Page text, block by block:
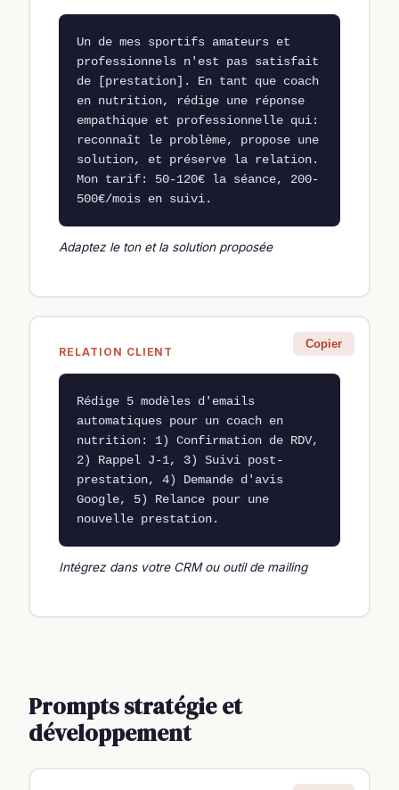
Un de mes sportifs amateurs et
professionnels n'est pas satisfait
de [prestation]. En tant que coach
en nutrition, rédige une réponse
empathique et professionnelle qui:
reconnaît le problème, propose une
solution, et préserve la relation.
Mon tarif: 50-120€ la séance, 200-
500€/mois en suivi.
Adaptez le ton et la solution proposée
RELATION CLIENT
Copier
Rédige 5 modèles d'emails
automatiques pour un coach en
nutrition: 1) Confirmation de RDV,
2) Rappel J-1, 3) Suivi post-
prestation, 4) Demande d'avis
Google, 5) Relance pour une
nouvelle prestation.
Intégrez dans votre CRM ou outil de mailing
Prompts stratégie et
développement